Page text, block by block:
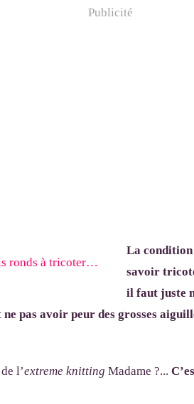
Publicité
La
savoir
il faut juste
pas avoir peur des grosses
l’extreme knitting Madame ?...